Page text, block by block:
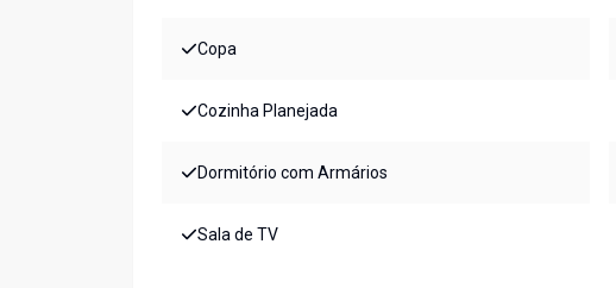
Copa
Cozinha Planejada
Dormitório com Armários
Sala de TV